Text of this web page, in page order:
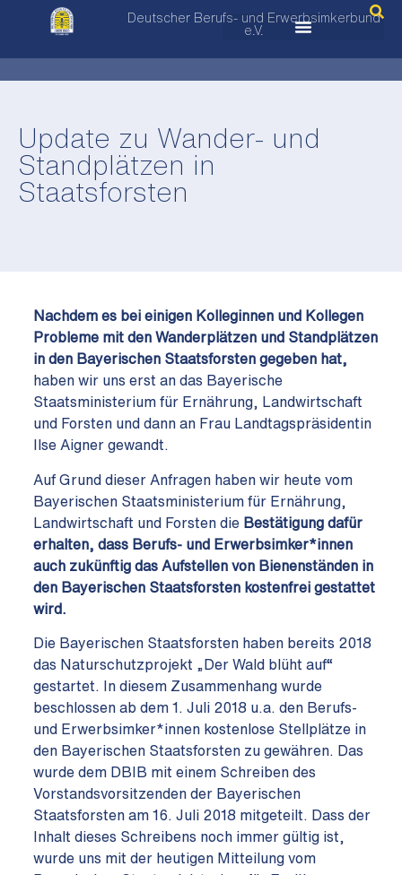
Deutscher Berufs- und Erwerbsimkerbund
e.V.
Update zu Wander- und
Standplätzen in
Staatsforsten
Nachdem es bei einigen Kolleginnen und Kollegen
Probleme mit den Wanderplätzen und Standplätzen
in den Bayerischen Staatsforsten gegeben hat,
haben wir uns erst an das Bayerische
Staatsministerium für Ernährung, Landwirtschaft
und Forsten und dann an Frau Landtagspräsidentin
Ilse Aigner gewandt.
Auf Grund dieser Anfragen haben wir heute vom
Bayerischen Staatsministerium für Ernährung,
Landwirtschaft und Forsten die Bestätigung dafür
erhalten, dass Berufs- und Erwerbsimker*innen
auch zukünftig das Aufstellen von Bienenständen in
den Bayerischen Staatsforsten kostenfrei gestattet
wird.
Die Bayerischen Staatsforsten haben bereits 2018
das Naturschutzprojekt „Der Wald blüht auf“
gestartet. In diesem Zusammenhang wurde
beschlossen ab dem 1. Juli 2018 u.a. den Berufs-
und Erwerbsimker*innen kostenlose Stellplätze in
den Bayerischen Staatsforsten zu gewähren. Das
wurde dem DBIB mit einem Schreiben des
Vorstandsvorsitzenden der Bayerischen
Staatsforsten am 16. Juli 2018 mitgeteilt. Dass der
Inhalt dieses Schreibens noch immer gültig ist,
wurde uns mit der heutigen Mitteilung vom